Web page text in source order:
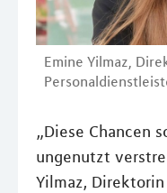
Emine Yilmaz,
„Diese Chancen
ungenutzt
Yilmaz,